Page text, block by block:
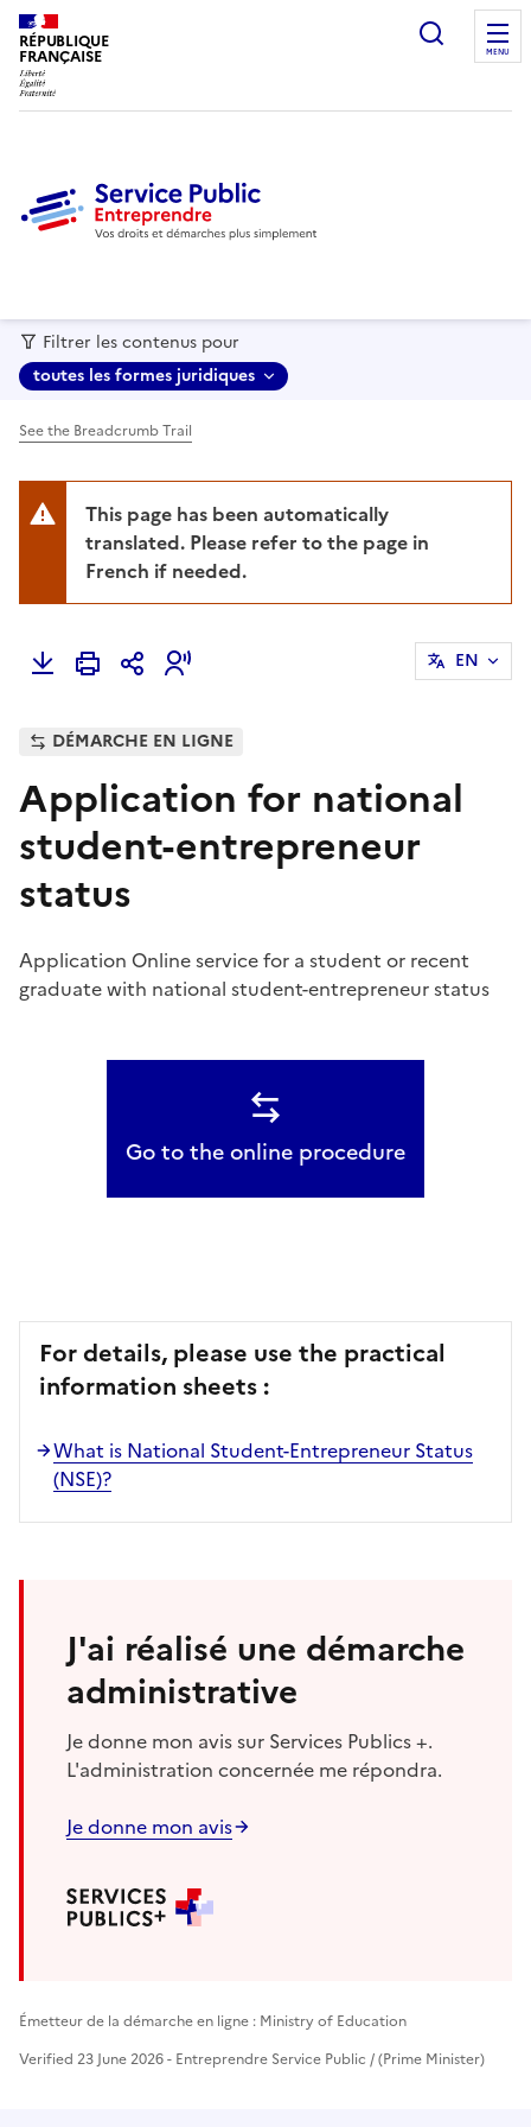
RÉPUBLIQUE
FRANÇAISE MENU
Filtrer les contenus pour
toutes les formes juridiques
See the Breadcrumb Trail
This page has been automatically
translated. Please refer to the page in
French if needed.
EN
DÉMARCHE EN LIGNE
Application for national
student-entrepreneur
status
Application Online service for a student or recent
graduate with national student-entrepreneur status
Go to the online procedure
For details, please use the practical
information sheets :
What is National Student-Entrepreneur Status
(NSE)?
J'ai réalisé une démarche
administrative
Je donne mon avis sur Services Publics +.
L'administration concernée me répondra.
Je donne mon avis
Émetteur de la démarche en ligne : Ministry of Education
Verified 23 June 2026 - Entreprendre Service Public / (Prime Minister)